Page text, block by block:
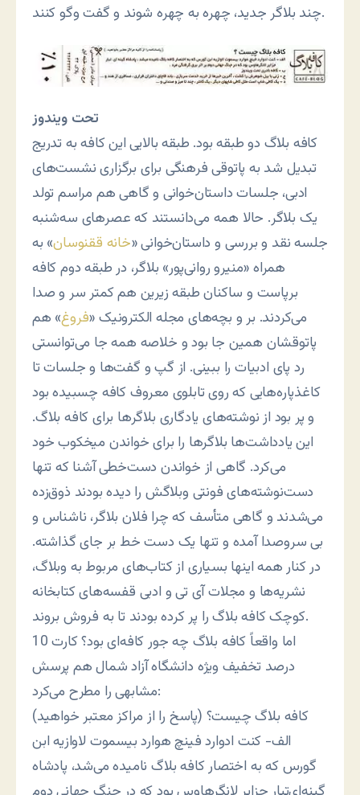
چند بلاگر جدید، چهره به چهره شوند و گفت وگو کنند.
تحت ویندوز
کافه بلاگ دو طبقه بود. طبقه بالایی این کافه به تدریج
تبدیل شد به پاتوقی فرهنگی برای برگزاری نشست‌های
ادبی، جلسات داستان‌خوانی و گاهی هم مراسم تولد
یک بلاگر. حالا همه می‌دانستند که عصرهای سه‌شنبه
جلسه نقد و بررسی و داستان‌خوانی «خانه ققنوسان» به
همراه «منیرو روانی‌پور» بلاگر، در طبقه دوم کافه
برپاست و ساکنان طبقه زیرین هم کمتر سر و صدا
می‌کردند. بر و بچه‌های مجله الکترونیک «فروغ» هم
پاتوقشان همین جا بود و خلاصه همه جا می‌توانستی
رد پای ادبیات را ببینی. از گپ و گفت‌ها و جلسات تا
کاغذپاره‌هایی که روی تابلوی معروف کافه چسبیده بود
و پر بود از نوشته‌های یادگاری بلاگرها برای کافه بلاگ.
این یادداشت‌ها بلاگرها را برای خواندن میخکوب خود
می‌کرد. گاهی از خواندن دست‌خطی آشنا که تنها
دست‌نوشته‌های فونتی وبلاگش را دیده بودند ذوق‌زده
می‌شدند و گاهی متأسف که چرا فلان بلاگر، ناشناس و
بی سروصدا آمده و تنها یک دست خط بر جای گذاشته.
در کنار همه اینها بسیاری از کتاب‌های مربوط به وبلاگ،
نشریه‌ها و مجلات آی تی و ادبی قفسه‌های کتابخانه
کوچک کافه بلاگ را پر کرده بودند تا به فروش بروند.
اما واقعاً کافه بلاگ چه جور کافه‌ای بود؟ کارت 10
درصد تخفیف ویژه دانشگاه آزاد شمال هم پرسش
مشابهی را مطرح می‌کرد:
کافه بلاگ چیست؟ (پاسخ را از مراکز معتبر خواهید)
الف- کنت ادوارد فینچ هوارد بیسموت لاوازیه ابن
گورس که به اختصار کافه بلاگ نامیده می‌شد، پادشاه